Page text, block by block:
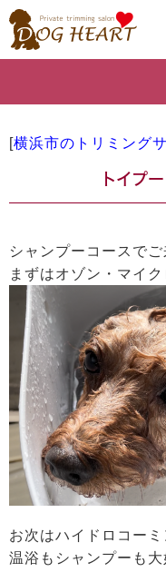
[横浜市のトリミング
トイプ
シャンプーコースで
まずはオゾン・マイ
お次はハイドロコー
温浴もシャンプーも